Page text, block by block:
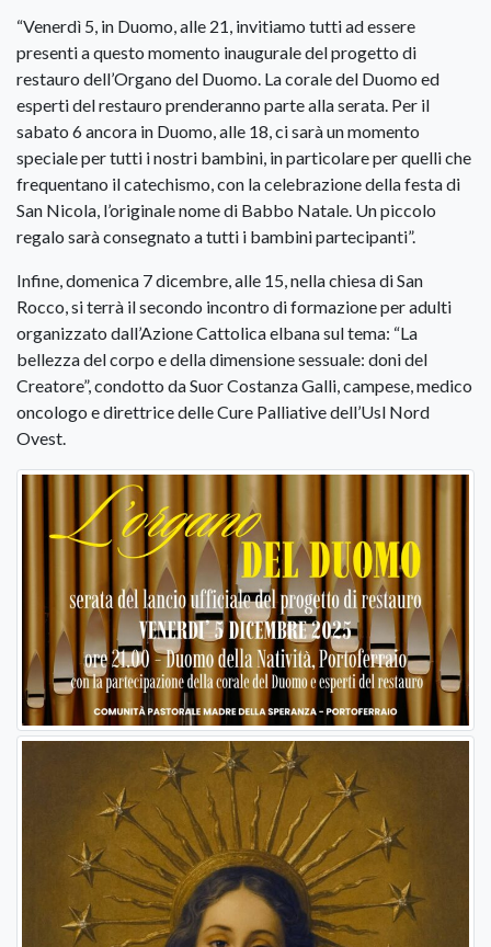
“Venerdì 5, in Duomo, alle 21, invitiamo tutti ad essere
presenti a questo momento inaugurale del progetto di
restauro dell’Organo del Duomo. La corale del Duomo ed
esperti del restauro prenderanno parte alla serata. Per il
sabato 6 ancora in Duomo, alle 18, ci sarà un momento
speciale per tutti i nostri bambini, in particolare per quelli che
frequentano il catechismo, con la celebrazione della festa di
San Nicola, l’originale nome di Babbo Natale. Un piccolo
regalo sarà consegnato a tutti i bambini partecipanti”.
Infine, domenica 7 dicembre, alle 15, nella chiesa di San
Rocco, si terrà il secondo incontro di formazione per adulti
organizzato dall’Azione Cattolica elbana sul tema: “La
bellezza del corpo e della dimensione sessuale: doni del
Creatore”, condotto da Suor Costanza Galli, campese, medico
oncologo e direttrice delle Cure Palliative dell’Usl Nord
Ovest.